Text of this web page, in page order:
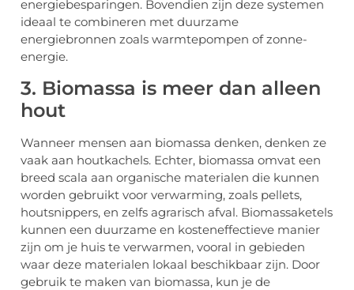
energiebesparingen. Bovendien zijn deze systemen
ideaal te combineren met duurzame
energiebronnen zoals warmtepompen of zonne-
energie.
3. Biomassa is meer dan alleen
hout
Wanneer mensen aan biomassa denken, denken ze
vaak aan houtkachels. Echter, biomassa omvat een
breed scala aan organische materialen die kunnen
worden gebruikt voor verwarming, zoals pellets,
houtsnippers, en zelfs agrarisch afval. Biomassaketels
kunnen een duurzame en kosteneffectieve manier
zijn om je huis te verwarmen, vooral in gebieden
waar deze materialen lokaal beschikbaar zijn. Door
gebruik te maken van biomassa, kun je de